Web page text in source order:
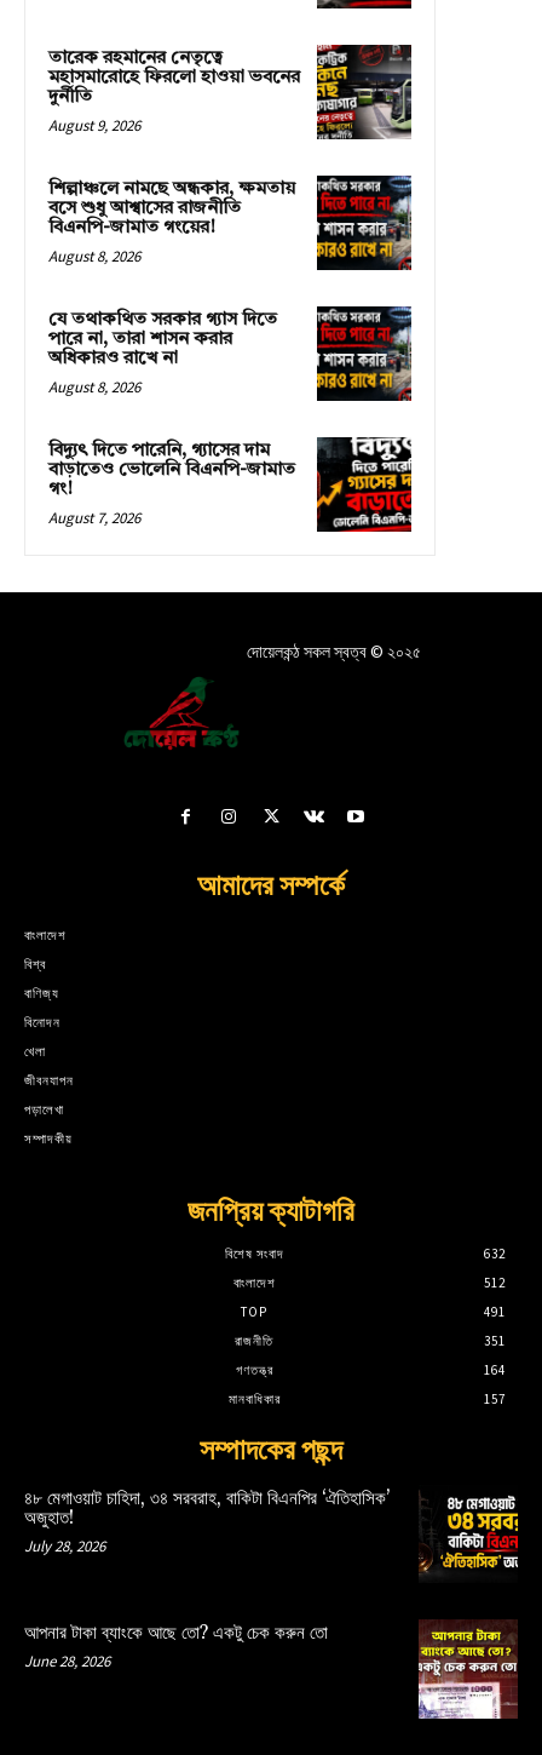
তারেক রহমানের নেতৃত্বে
মহাসমারোহে ফিরলো হাওয়া ভবনের
দুর্নীতি
August 9, 2026
শিল্পাঞ্চলে নামছে অন্ধকার, ক্ষমতায়
বসে শুধু আশ্বাসের রাজনীতি
বিএনপি-জামাত গংয়ের!
August 8, 2026
যে তথাকথিত সরকার গ্যাস দিতে
পারে না, তারা শাসন করার
অধিকারও রাখে না
August 8, 2026
বিদ্যুৎ দিতে পারেনি, গ্যাসের দাম
বাড়াতেও ভোলেনি বিএনপি-জামাত
গং!
August 7, 2026
দোয়েলকন্ঠ সকল স্বত্ব © ২০২৫
আমাদের সম্পর্কে
বাংলাদেশ
বিশ্ব
বাণিজ্য
বিনোদন
খেলা
জীবনযাপন
পড়ালেখা
সম্পাদকীয়
জনপ্রিয় ক্যাটাগরি
বিশেষ সংবাদ
632
বাংলাদেশ
512
TOP
491
রাজনীতি
351
গণতন্ত্র
164
মানবাধিকার
157
সম্পাদকের পছন্দ
৪৮ মেগাওয়াট চাহিদা, ৩৪ সরবরাহ, বাকিটা বিএনপির ‘ঐতিহাসিক’
অজুহাত!
July 28, 2026
আপনার টাকা ব্যাংকে আছে তো? একটু চেক করুন তো
June 28, 2026